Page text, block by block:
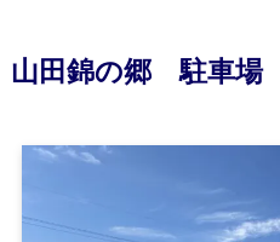
山田錦の郷 駐車場